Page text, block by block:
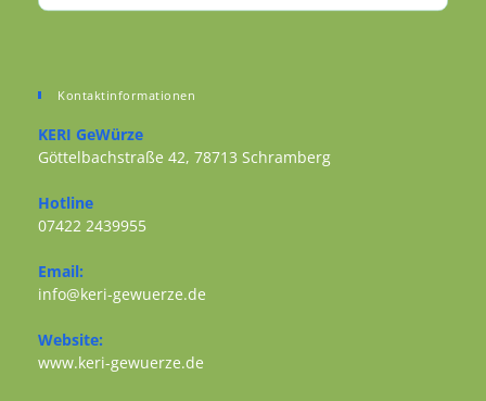
Kontaktinformationen
KERI GeWürze
Göttelbachstraße 42, 78713 Schramberg
Hotline
07422 2439955
Email:
info@keri-gewuerze.de
Website:
www.keri-gewuerze.de